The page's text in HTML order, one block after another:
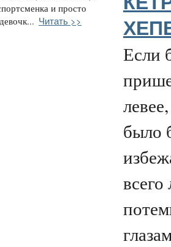
и просто
Читать >>
Если
было